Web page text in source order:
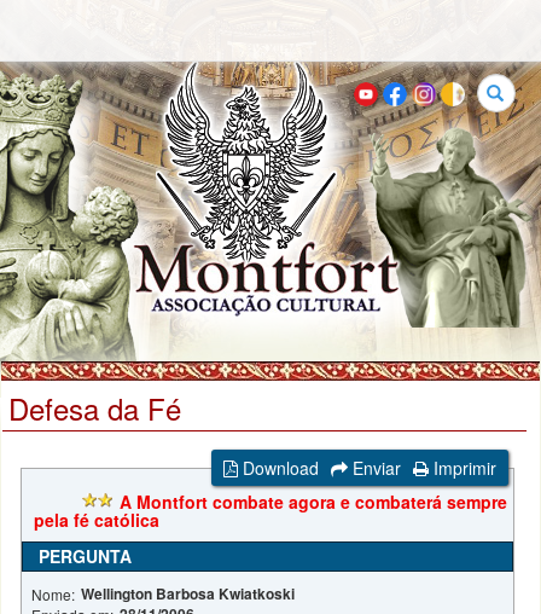
Buscar
Defesa da Fé
Download Enviar
Imprimir
A Montfort combate agora e combaterá sempre
pela fé católica
PERGUNTA
Nome: Wellington Barbosa Kwiatkoski